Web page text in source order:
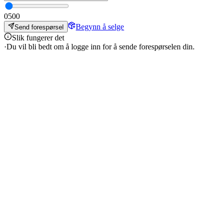
0500
Send forespørsel
Begynn å selge
Slik fungerer det
·Du vil bli bedt om å logge inn for å sende forespørselen din.